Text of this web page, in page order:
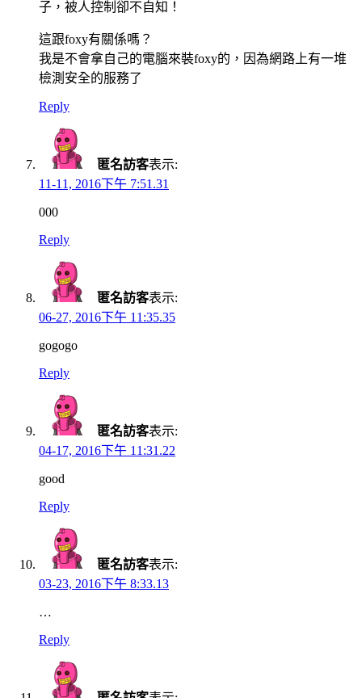
子，被人控制卻不自知！
這跟foxy有關係嗎？
我是不會拿自己的電腦來裝foxy的，因為網路上有一堆
檢測安全的服務了
Reply
匿名訪客表示:
11-11, 2016下午 7:51.31
000
Reply
匿名訪客表示:
06-27, 2016下午 11:35.35
gogogo
Reply
匿名訪客表示:
04-17, 2016下午 11:31.22
good
Reply
匿名訪客表示:
03-23, 2016下午 8:33.13
…
Reply